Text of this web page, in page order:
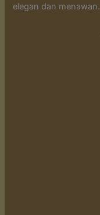
elegan dan menawan.